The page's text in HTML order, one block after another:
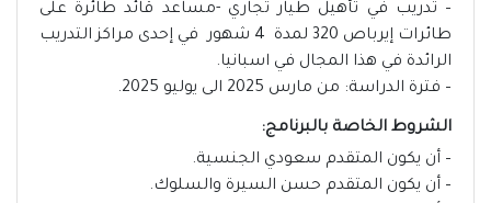
– تدريب في تأهيل طيار تجاري -مساعد قائد طائرة على
طائرات إيرباص 320 لمدة 4 شهور في إحدى مراكز التدريب
الرائدة في هذا المجال في اسبانيا.
– فترة الدراسة: من مارس 2025 الى يوليو 2025.
الشروط الخاصة بالبرنامج:
– أن يكون المتقدم سعودي الجنسية.
– أن يكون المتقدم حسن السيرة والسلوك.